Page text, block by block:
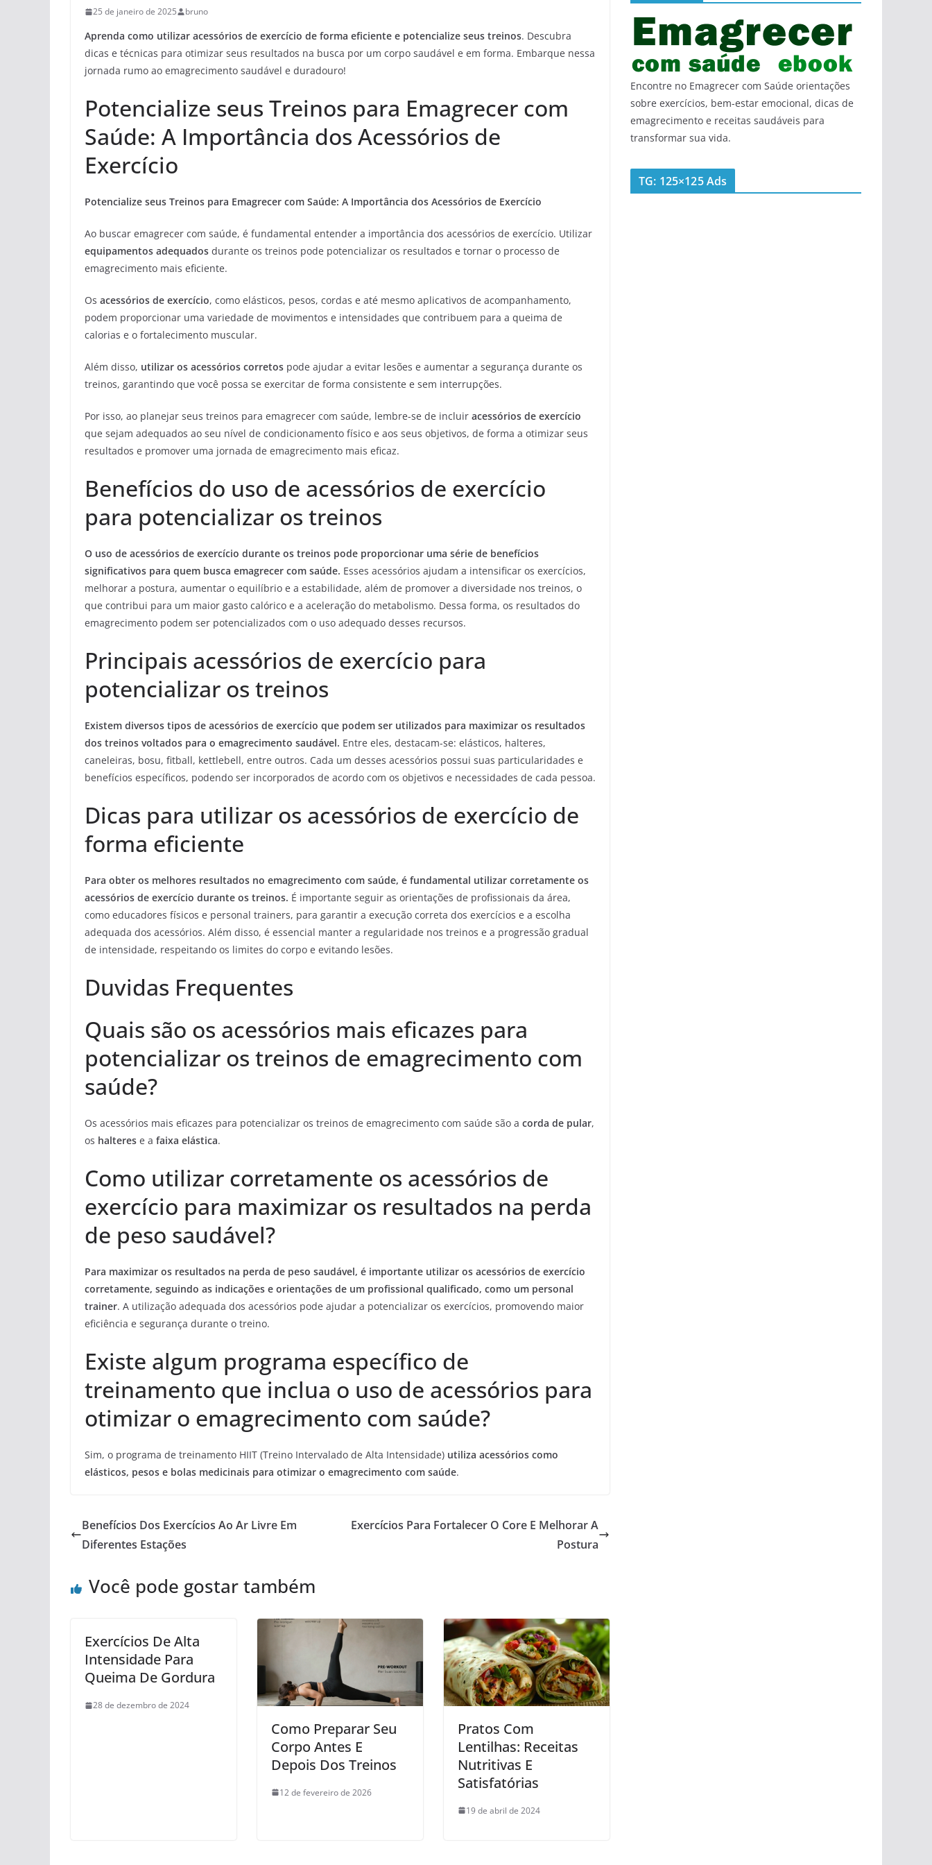
25 de janeiro de 2025 bruno
Aprenda como utilizar acessórios de exercício de forma eficiente e potencialize seus treinos. Descubra
dicas e técnicas para otimizar seus resultados na busca por um corpo saudável e em forma. Embarque nessa
jornada rumo ao emagrecimento saudável e duradouro!
Potencialize seus Treinos para Emagrecer com
Saúde: A Importância dos Acessórios de
Exercício
Potencialize seus Treinos para Emagrecer com Saúde: A Importância dos Acessórios de Exercício
Ao buscar emagrecer com saúde, é fundamental entender a importância dos acessórios de exercício. Utilizar
equipamentos adequados durante os treinos pode potencializar os resultados e tornar o processo de
emagrecimento mais eficiente.
Os acessórios de exercício, como elásticos, pesos, cordas e até mesmo aplicativos de acompanhamento,
podem proporcionar uma variedade de movimentos e intensidades que contribuem para a queima de
calorias e o fortalecimento muscular.
Além disso, utilizar os acessórios corretos pode ajudar a evitar lesões e aumentar a segurança durante os
treinos, garantindo que você possa se exercitar de forma consistente e sem interrupções.
Por isso, ao planejar seus treinos para emagrecer com saúde, lembre-se de incluir acessórios de exercício
que sejam adequados ao seu nível de condicionamento físico e aos seus objetivos, de forma a otimizar seus
resultados e promover uma jornada de emagrecimento mais eficaz.
Benefícios do uso de acessórios de exercício
para potencializar os treinos
O uso de acessórios de exercício durante os treinos pode proporcionar uma série de benefícios
significativos para quem busca emagrecer com saúde. Esses acessórios ajudam a intensificar os exercícios,
melhorar a postura, aumentar o equilíbrio e a estabilidade, além de promover a diversidade nos treinos, o
que contribui para um maior gasto calórico e a aceleração do metabolismo. Dessa forma, os resultados do
emagrecimento podem ser potencializados com o uso adequado desses recursos.
Principais acessórios de exercício para
potencializar os treinos
Existem diversos tipos de acessórios de exercício que podem ser utilizados para maximizar os resultados
dos treinos voltados para o emagrecimento saudável. Entre eles, destacam-se: elásticos, halteres,
caneleiras, bosu, fitball, kettlebell, entre outros. Cada um desses acessórios possui suas particularidades e
benefícios específicos, podendo ser incorporados de acordo com os objetivos e necessidades de cada pessoa.
Dicas para utilizar os acessórios de exercício de
forma eficiente
Para obter os melhores resultados no emagrecimento com saúde, é fundamental utilizar corretamente os
acessórios de exercício durante os treinos. É importante seguir as orientações de profissionais da área,
como educadores físicos e personal trainers, para garantir a execução correta dos exercícios e a escolha
adequada dos acessórios. Além disso, é essencial manter a regularidade nos treinos e a progressão gradual
de intensidade, respeitando os limites do corpo e evitando lesões.
Duvidas Frequentes
Quais são os acessórios mais eficazes para
potencializar os treinos de emagrecimento com
saúde?
Os acessórios mais eficazes para potencializar os treinos de emagrecimento com saúde são a corda de pular,
os halteres e a faixa elástica.
Como utilizar corretamente os acessórios de
exercício para maximizar os resultados na perda
de peso saudável?
Para maximizar os resultados na perda de peso saudável, é importante utilizar os acessórios de exercício
corretamente, seguindo as indicações e orientações de um profissional qualificado, como um personal
trainer. A utilização adequada dos acessórios pode ajudar a potencializar os exercícios, promovendo maior
eficiência e segurança durante o treino.
Existe algum programa específico de
treinamento que inclua o uso de acessórios para
otimizar o emagrecimento com saúde?
Sim, o programa de treinamento HIIT (Treino Intervalado de Alta Intensidade) utiliza acessórios como
elásticos, pesos e bolas medicinais para otimizar o emagrecimento com saúde.
Benefícios Dos Exercícios Ao Ar Livre Em
Diferentes Estações
Exercícios Para Fortalecer O Core E Melhorar A
Postura
Você pode gostar também
Exercícios De Alta
Intensidade Para
Queima De Gordura
28 de dezembro de 2024
Como Preparar Seu
Corpo Antes E
Depois Dos Treinos
12 de fevereiro de 2026
Pratos Com
Lentilhas: Receitas
Nutritivas E
Satisfatórias
19 de abril de 2024
Encontre no Emagrecer com Saúde orientações
sobre exercícios, bem-estar emocional, dicas de
emagrecimento e receitas saudáveis para
transformar sua vida.
TG: 125×125 Ads